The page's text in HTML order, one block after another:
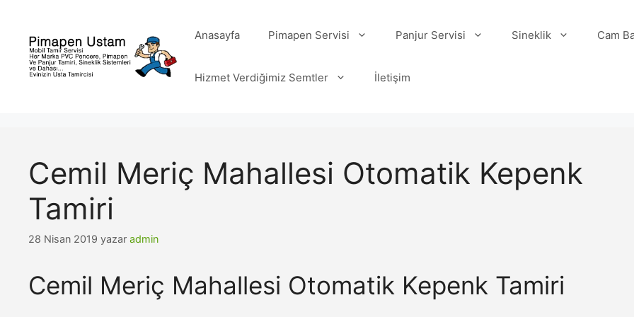
Anasayfa Pimapen Servisi Panjur Servisi Sineklik Cam
Hizmet Verdiğimiz Semtler İletişim
Cemil Meriç Mahallesi Otomatik Kepenk
Tamiri
28 Nisan 2019 yazar admin
Cemil Meriç Mahallesi Otomatik Kepenk Tamiri